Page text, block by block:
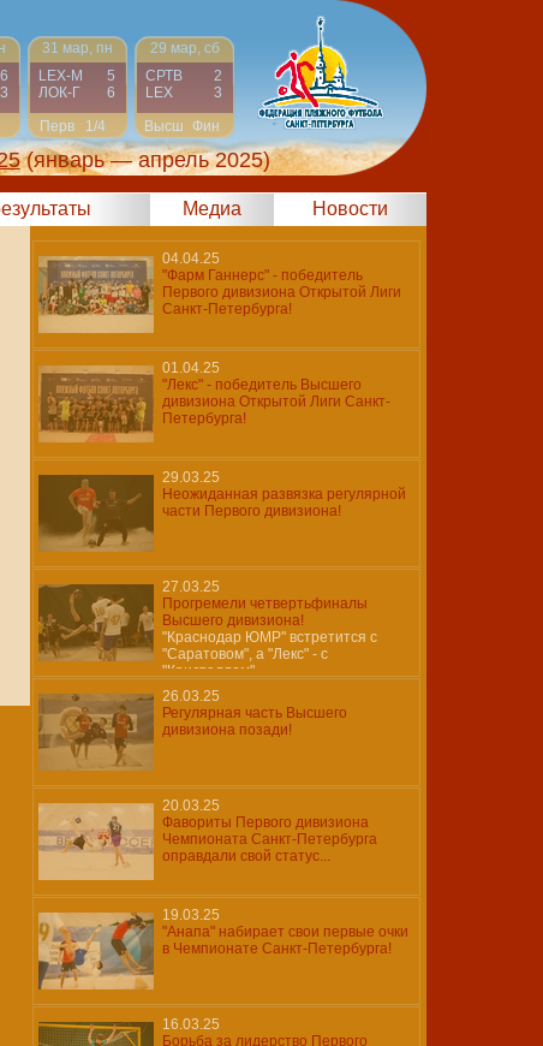
6
3
31 мар, пн
LEX-М
5
ЛОК-Г
6
Перв
1/4
29 мар, сб
СРТВ
2
LEX
3
Высш Фин
(январь — апрель 2025)
Медиа Новости
04.04.25
"Фарм Ганнерс" - победитель
Первого дивизиона Открытой Лиги
Санкт-Петербурга!
01.04.25
"Лекс" - победитель Высшего
дивизиона Открытой Лиги Санкт-
Петербурга!
29.03.25
Неожиданная развязка регулярной
части Первого дивизиона!
27.03.25
Прогремели четвертьфиналы
Высшего дивизиона!
"Краснодар ЮМР" встретится с
"Саратовом", а "Лекс" - с
"Кристаллом"...
26.03.25
Регулярная часть Высшего
дивизиона позади!
20.03.25
Фавориты Первого дивизиона
Чемпионата Санкт-Петербурга
оправдали свой статус...
19.03.25
"Анапа" набирает свои первые очки
в Чемпионате Санкт-Петербурга!
16.03.25
Борьба за лидерство Первого